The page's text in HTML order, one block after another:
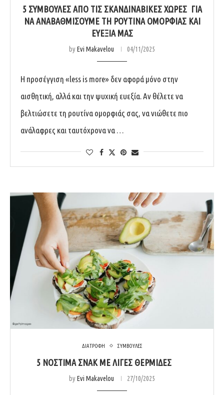
5 ΣΥΜΒΟΥΛΈΣ ΑΠΌ ΤΙΣ ΣΚΑΝΔΙΝΑΒΙΚΈΣ ΧΏΡΕΣ ΓΙΑ
ΝΑ ΑΝΑΒΑΘΜΊΣΟΥΜΕ ΤΗ ΡΟΥΤΊΝΑ ΟΜΟΡΦΙΆΣ ΚΑΙ
ΕΥΕΞΊΑ ΜΑΣ
byEvi Makavelou 04/11/2025
Η προσέγγιση «less is more» δεν αφορά μόνο στην
αισθητική, αλλά και την ψυχική ευεξία. Αν θέλετε να
βελτιώσετε τη ρουτίνα ομορφιάς σας, να νιώθετε πιο
ανάλαφρες και ταυτόχρονα να …
ΔΙΑΤΡΟΦΗ ΣΥΜΒΟΥΛΕΣ
5 ΝΌΣΤΙΜΑ ΣΝΑΚ ΜΕ ΛΊΓΕΣ ΘΕΡΜΊΔΕΣ
byEvi Makavelou 27/10/2025